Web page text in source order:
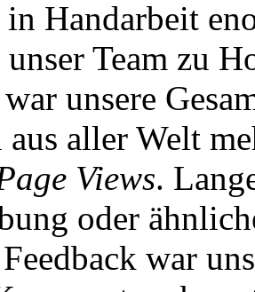
in Handarbeit
Team zu
war unsere
aller Welt
Views.
oder
war